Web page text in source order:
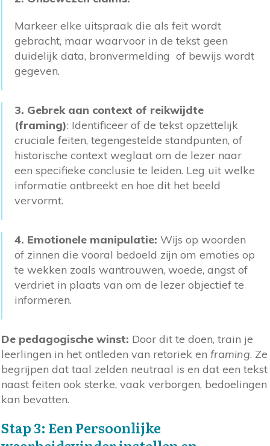
Markeer elke uitspraak die als feit wordt
gebracht, maar waarvoor in de tekst geen
duidelijk data, bronvermelding of bewijs wordt
gegeven.
3. Gebrek aan context of reikwijdte
(framing): Identificeer of de tekst opzettelijk
cruciale feiten, tegengestelde standpunten, of
historische context weglaat om de lezer naar
een specifieke conclusie te leiden. Leg uit welke
informatie ontbreekt en hoe dit het beeld
vervormt.
4. Emotionele manipulatie: Wijs op woorden
of zinnen die vooral bedoeld zijn om emoties op
te wekken zoals wantrouwen, woede, angst of
verdriet in plaats van om de lezer objectief te
informeren.
De pedagogische winst: Door dit te doen, train je
leerlingen in het ontleden van retoriek en framing. Ze
begrijpen dat taal zelden neutraal is en dat een tekst
naast feiten ook sterke, vaak verborgen, bedoelingen
kan bevatten.
Stap 3: Een Persoonlijke